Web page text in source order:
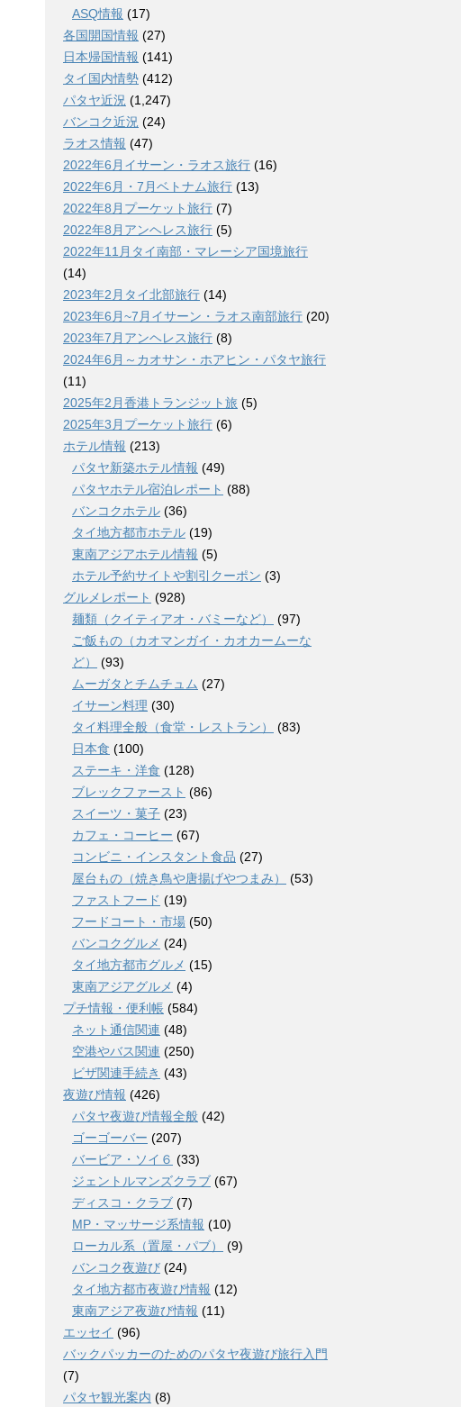
ASQ情報 (17)
各国開国情報 (27)
日本帰国情報 (141)
タイ国内情勢 (412)
パタヤ近況 (1,247)
バンコク近況 (24)
ラオス情報 (47)
2022年6月イサーン・ラオス旅行 (16)
2022年6月・7月ベトナム旅行 (13)
2022年8月プーケット旅行 (7)
2022年8月アンヘレス旅行 (5)
2022年11月タイ南部・マレーシア国境旅行
(14)
2023年2月タイ北部旅行 (14)
2023年6月~7月イサーン・ラオス南部旅行 (20)
2023年7月アンヘレス旅行 (8)
2024年6月～カオサン・ホアヒン・パタヤ旅行
(11)
2025年2月香港トランジット旅 (5)
2025年3月プーケット旅行 (6)
ホテル情報 (213)
パタヤ新築ホテル情報 (49)
パタヤホテル宿泊レポート (88)
バンコクホテル (36)
タイ地方都市ホテル (19)
東南アジアホテル情報 (5)
ホテル予約サイトや割引クーポン (3)
グルメレポート (928)
麺類（クイティアオ・バミーなど）
(97)
ご飯もの（カオマンガイ・カオカームーな
ど）
(93)
ムーガタとチムチュム (27)
イサーン料理 (30)
タイ料理全般（食堂・レストラン）
(83)
日本食 (100)
ステーキ・洋食 (128)
ブレックファースト (86)
スイーツ・菓子 (23)
カフェ・コーヒー (67)
コンビニ・インスタント食品 (27)
屋台もの（焼き鳥や唐揚げやつまみ）
(53)
ファストフード (19)
フードコート・市場 (50)
バンコクグルメ (24)
タイ地方都市グルメ (15)
東南アジアグルメ (4)
プチ情報・便利帳 (584)
ネット通信関連 (48)
空港やバス関連 (250)
ビザ関連手続き (43)
夜遊び情報 (426)
パタヤ夜遊び情報全般 (42)
ゴーゴーバー (207)
バービア・ソイ６ (33)
ジェントルマンズクラブ (67)
ディスコ・クラブ (7)
MP・マッサージ系情報 (10)
ローカル系（置屋・パブ）
(9)
バンコク夜遊び (24)
タイ地方都市夜遊び情報 (12)
東南アジア夜遊び情報 (11)
エッセイ (96)
バックパッカーのためのパタヤ夜遊び旅行入門
(7)
パタヤ観光案内 (8)